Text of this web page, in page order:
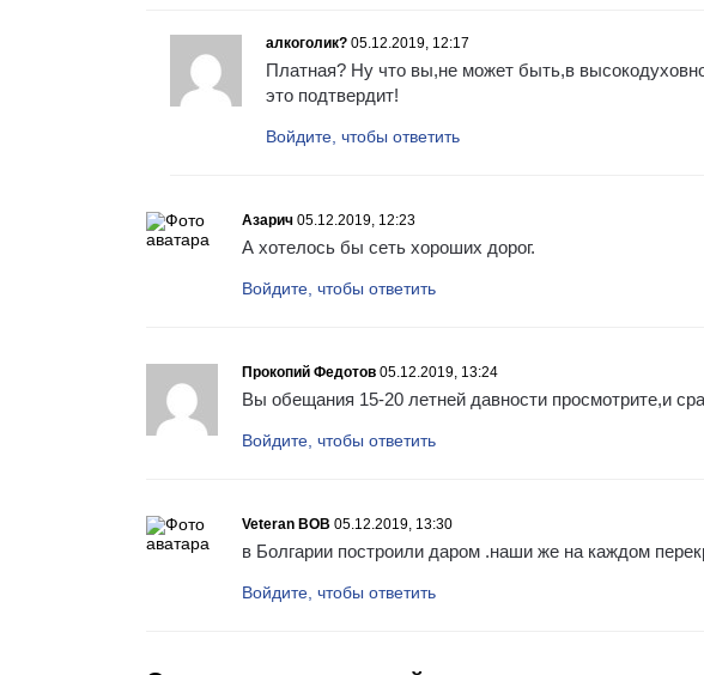
алкоголик? 05.12.2019, 12:17
Платная? Ну что вы,не может быть,в
это подтвердит!
Войдите, чтобы ответить
Азарич 05.12.2019, 12:23
А хотелось бы сеть хороших дорог.
Войдите, чтобы ответить
Прокопий Федотов 05.12.2019, 13:24
Вы обещания 15-20 летней давности просмотрите,и
Войдите, чтобы ответить
Veteran BOB 05.12.2019, 13:30
в Болгарии построили даром .наши же на каждом
Войдите, чтобы ответить